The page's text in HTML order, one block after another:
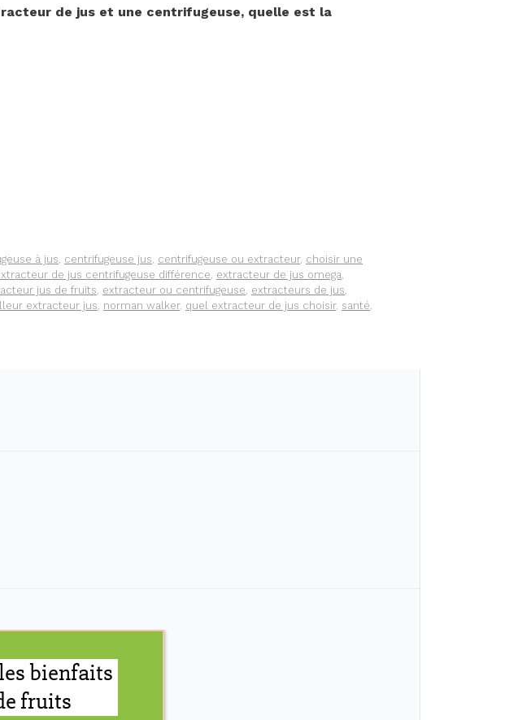
de jus et une centrifugeuse, quelle est la
à jus, centrifugeuse jus, centrifugeuse ou extracteur, choisir une
de jus centrifugeuse différence, extracteur de jus omega,
jus de fruits, extracteur ou centrifugeuse, extracteurs de jus,
extracteur jus, norman walker, quel extracteur de jus choisir, santé,